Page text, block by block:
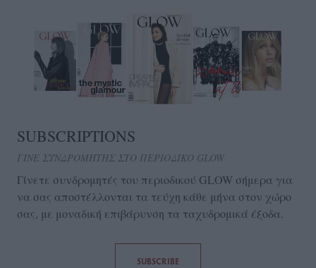
SUBSCRIPTIONS
ΓΙΝΕ ΣΥΝΔΡΟΜΗΤΗΣ ΣΤΟ ΠΕΡΙΟΔΙΚΟ GLOW
Γίνετε συνδρομητές του περιοδικού GLOW σήμερα για
να σας αποστέλλονται τα τεύχη κάθε μήνα στον χώρο
σας, με μοναδική επιβάρυνση τα ταχυδρομικά έξοδα.
SUBSCRIBE